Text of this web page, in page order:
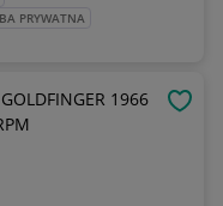
PRYWATNA
1966